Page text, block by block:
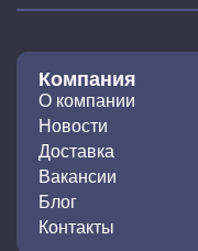
Компания
О компании
Новости
Доставка
Вакансии
Блог
Контакты